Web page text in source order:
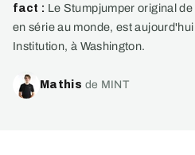
fact : Le Stumpjumper original
en série au monde, est
Institution, à Washington.
Mathis de MINT